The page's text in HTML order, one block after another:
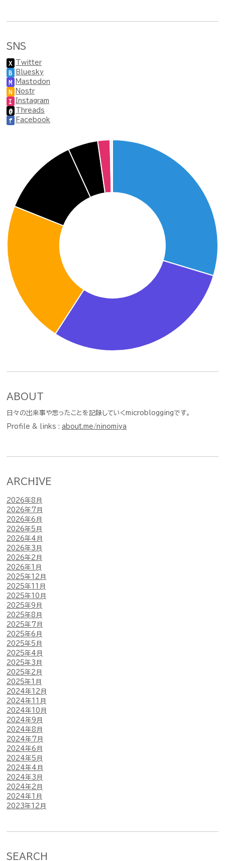
SNS
X Twitter
B Bluesky
M Mastodon
N Nostr
I Instagram
@ Threads
f Facebook
ABOUT
日々の出来事や思ったことを記録していくmicrobloggingです。
Profile & links : about.me/ninomiya
ARCHIVE
2026年8月
2026年7月
2026年6月
2026年5月
2026年4月
2026年3月
2026年2月
2026年1月
2025年12月
2025年11月
2025年10月
2025年9月
2025年8月
2025年7月
2025年6月
2025年5月
2025年4月
2025年3月
2025年2月
2025年1月
2024年12月
2024年11月
2024年10月
2024年9月
2024年8月
2024年7月
2024年6月
2024年5月
2024年4月
2024年3月
2024年2月
2024年1月
2023年12月
SEARCH